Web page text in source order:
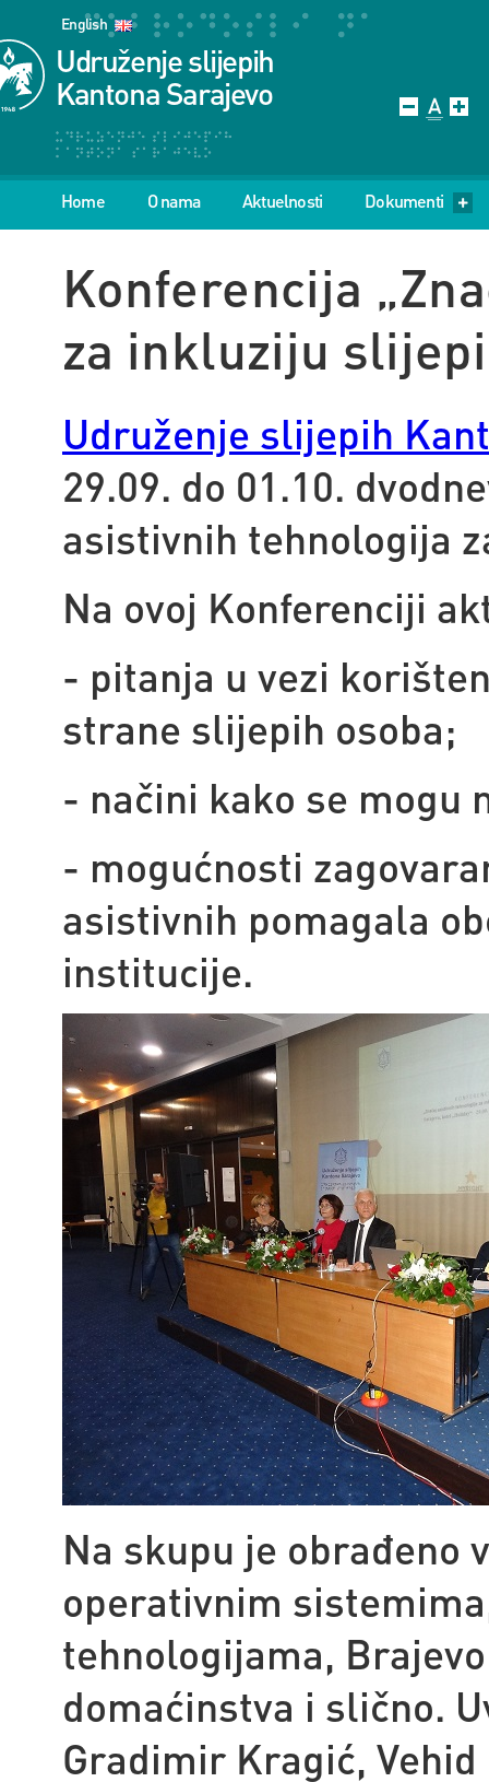
English
Udruženje slijepih
Kantona Sarajevo
Home O nama Aktuelnosti Dokumenti
Konferencija
za inkluziju
Udruženje slijepih
29.09. do 01.10.
asistivnih tehnologija
Na ovoj Konferenciji
- pitanja u vezi
strane slijepih osoba;
- načini kako se mogu
- mogućnosti
asistivnih pomagala
institucije.
Na skupu je obrađeno
operativnim
tehnologijama,
domaćinstva i slično.
Gradimir Kragić,